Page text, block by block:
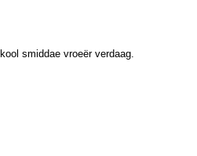
smiddae vroeër verdaag.